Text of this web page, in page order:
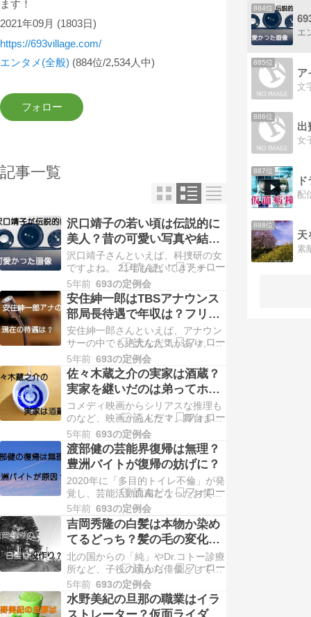
ます！
2021年09月 (1803日)
https://693village.com/
エンタメ(全般) (884位/2,534人中)
記事一覧
沢口靖子の若い頃は伝説的に
美人？昔の可愛い写真や結婚
しない理由とは？
沢口靖子さんといえば、科捜研の女
ですよね。 21年も続いてきたテレ
ビ朝日のドラマです。 そんな沢口靖
子さんは、今年で56歳だそうです
が、そうとは見えないほどお綺麗で
美人ですよね。 その美人、可愛さは
昔からだそうで、伝説的に美人、伝
説的な可愛さだったと言われていま
す。 それほど昔か…
5年前 693の定例会
安住紳一郎はTBSアナウンス
部局長待遇で年収は？フリー
にならない理由は？
安住紳一郎さんといえば、アナウン
サーの中でも絶大な人気があり、
TBSの顔。 そんな安住紳一郎さんで
すが、TBSのアナウンス部で局長待
遇となっているとのニュースがあり
ました。 また、これだけ人気があ
り、実力も伴ったアナウンサーだと
噂されるのが、「フリーアナウンサ
ーになるのでは？」と…
5年前 693の定例会
佐々木蔵之介の実家は酒蔵？
実家を継いだのは弟ってホン
ト？
コメディ映画からシリアスな推理も
のなど、映画からドラマ、舞台まで
俳優として幅広く活躍されている
佐々木蔵之介さん。 そんな佐々木蔵
之介さんの実家は酒蔵だということ
はご存知ですか？ 佐々木蔵之介さん
は次男だそうですが、元々は実家を
継ぐため、バイオテクノロジーや酒
米について勉強されてい…
5年前 693の定例会
渡部健の芸能界復帰は無理？
豊洲バイトが復帰の妨げに？
2020年に「多目的トイレ不倫」が発
覚し、芸能活動自粛となったお笑い
コンビ「アンジャッシュ」の渡部健
さん。 芸能界だと不倫報道などはよ
くあるニュースですが、渡部健さん
の場合は復帰の目処が立っていない
ですね。 芸能活動自粛中に行った豊
洲バイトも復帰が無理では無いかと
言われている原因…
5年前 693の定例会
吉岡秀隆の白髪は本物か染め
てるどっち？髪の毛の変化を
画像で紹介
北の国からの「純」やDr.コトー診療
所など、子役の頃から俳優として活
躍されている吉岡秀隆さん。 最近で
は、朝ドラのエールにも、長崎で原
爆被害にあった医師「永田武」を演
5年前 693の定例会
水野美紀の旦那の職業はイラ
884位
885位
ア
文
886位
出
887位
888位
天